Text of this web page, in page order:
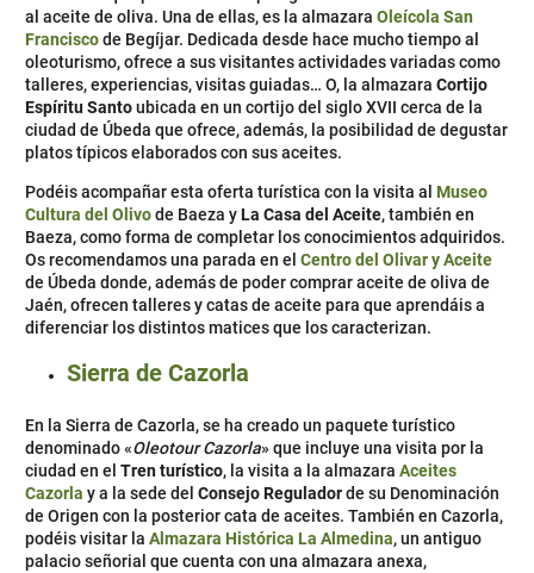
al aceite de oliva. Una de ellas, es la almazara Oleícola San
Franciscode Begíjar. Dedicada desde hace mucho tiempo al
oleoturismo, ofrece a sus visitantes actividades variadas como
talleres, experiencias, visitas guiadas… O, la almazara Cortijo
Espíritu Santoubicada en un cortijo del siglo XVII cerca de la
ciudad de Úbeda que ofrece, además, la posibilidad de degustar
platos típicos elaborados con sus aceites.
Podéis acompañar esta oferta turística con la visita al Museo
Cultura del Olivode Baeza yLa Casa del Aceite, también en
Baeza, como forma de completar los conocimientos adquiridos.
Os recomendamos una parada en el Centro del Olivar y Aceite
de Úbeda donde, además de poder comprar aceite de oliva de
Jaén, ofrecen talleres y catas de aceite para que aprendáis a
diferenciar los distintos matices que los caracterizan.
Sierra de Cazorla
En la Sierra de Cazorla, se ha creado un paquete turístico
denominado «Oleotour Cazorla» que incluye una visita por la
ciudad en el Tren turístico, la visita a la almazara Aceites
Cazorla y a la sede del Consejo Reguladorde su Denominación
de Origen con la posterior cata de aceites. También en Cazorla,
podéis visitar la Almazara Histórica La Almedina, un antiguo
palacio señorial que cuenta con una almazara anexa,